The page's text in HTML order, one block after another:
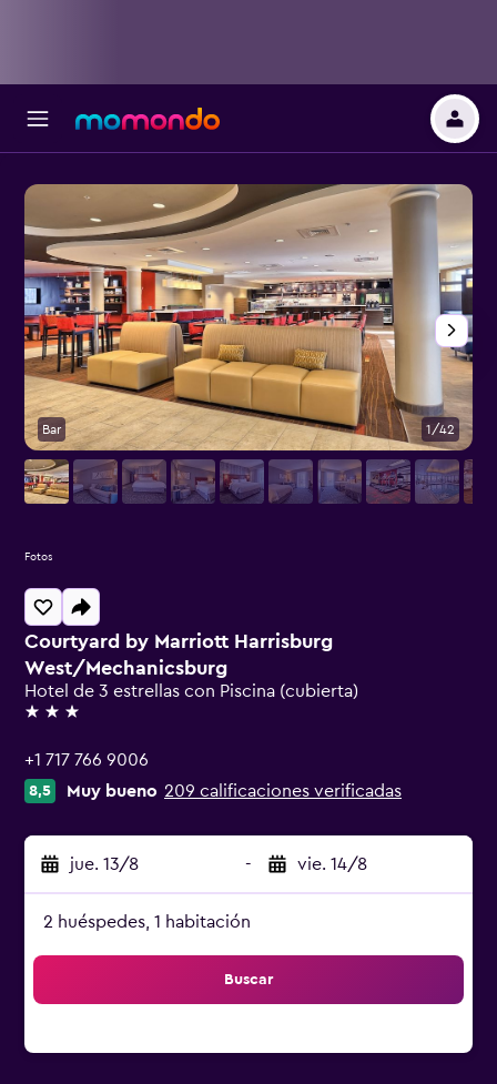
Courtyard by Marriott Harrisburg
West/Mechanicsburg
Hotel de 3 estrellas con Piscina (cubierta)
3 estrellas
+1 717 766 9006
8,5 Muy bueno 209 calificaciones verificadas
jue. 13/8 - vie. 14/8
2 huéspedes, 1 habitación
Buscar
Bar 1/42
Fotos